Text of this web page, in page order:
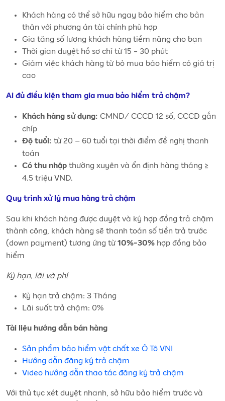
Khách hàng có thể sở hữu ngay bảo hiểm cho bản
thân với phương án tài chính phù hợp
Gia tăng số lượng khách hàng tiềm năng cho bạn
Thời gian duyệt hồ sơ chỉ từ 15 - 30 phút
Giảm việc khách hàng từ bỏ mua bảo hiểm có giá trị
cao
Ai đủ điều kiện tham gia mua bảo hiểm trả chậm?
Khách hàng sử dụng: CMND/ CCCD 12 số, CCCD gắn
chíp
Độ tuổi: từ 20 – 60 tuổi tại thời điểm đề nghị thanh
toán
Có thu nhập thường xuyên và ổn định hàng tháng ≥
4.5 triệu VND.
Quy trình xử lý mua hàng trả chậm
Sau khi khách hàng được duyệt và ký hợp đồng trả chậm
thành công, khách hàng sẽ thanh toán số tiền trả trước
(down payment) tương ứng từ10%-30% hợp đồng bảo
hiểm
Kỳ hạn, lãi và phí
Kỳ hạn trả chậm: 3 Tháng
Lãi suất trả chậm: 0%
Tài liệu hướng dẫn bán hàng
Sản phẩm bảo hiểm vật chất xe Ô Tô VNI
Hướng dẫn đăng ký trả chậm
Video hướng dẫn thao tác đăng ký trả chậm
Với thủ tục xét duyệt nhanh, sở hữu bảo hiểm trước và